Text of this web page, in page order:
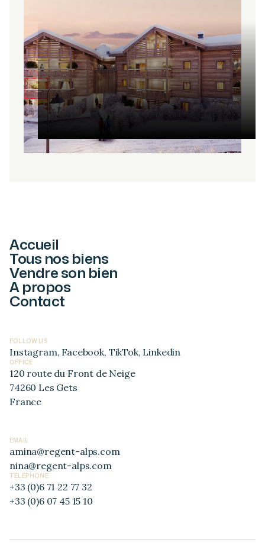
Accueil
Tous nos biens
Vendre son bien
A propos
Contact
FOLLOW US
Instagram, Facebook, TikTok, Linkedin
OFFICE
120 route du Front de Neige
74260 Les Gets
France
EMAIL
amina@regent-alps.com
nina@regent-alps.com
TÉLÉPHONE
+33 (0)6 71 22 77 32
+33 (0)6 07 45 15 10